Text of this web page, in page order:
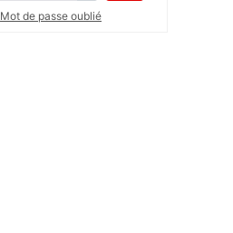
Mot de passe oublié